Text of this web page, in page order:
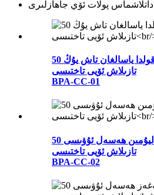
داتلاشماس پولات ئۆي جاھازلىرى
50 مىللىمېتىرلىق قولدا ياسالغان تاش يۇڭ
تازىلاش ئۆيى تاختىسى
BPA-CC-01
50 مىللىمېتىرلىق ئاليۇمىن ھەسەل ئۇۋىسى
تازىلاش ئۆيى تاختىسى
BPA-CC-02